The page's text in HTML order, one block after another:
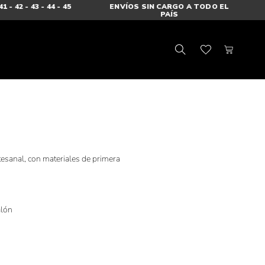
- 42 - 43 - 44 - 45
ENVÍOS SIN CARGO A TODO EL
PAÍS
con materiales de primera